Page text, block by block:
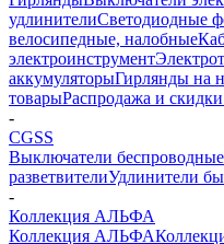
удлинителиСветодиодные
велосипедные, налобные
электроинструмент
аккумуляторыГирлянды на
товарыРаспродажа и
-
CGSS
Выключатели беспроводные
разветвителиУдлинители
-
Коллекция АЛЬФА
Коллекция АЛЬФА